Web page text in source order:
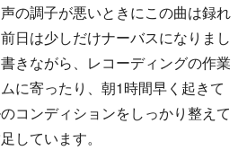
の調子が悪いときにこの曲は録れ
日は少しだけナーバスになりまし
きながら、レコーディングの作業
に寄ったり、朝1時間早く起きて
コンディションをしっかり整えて
しています。